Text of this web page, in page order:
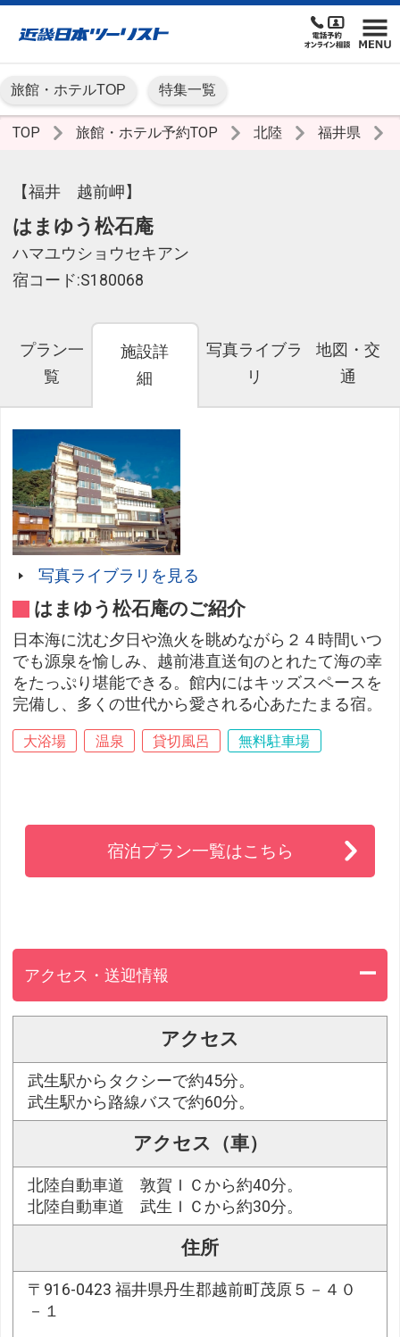
旅館・ホテルTOP 特集一覧
TOP 旅館・ホテル予約TOP 北陸 福井県
【福井 越前岬】
はまゆう松石庵
ハマユウショウセキアン
宿コード:S180068
プラン一
覧
施設詳
細
写真ライブラ
リ
地図・交
通
写真ライブラリを見る
はまゆう松石庵のご紹介
日本海に沈む夕日や漁火を眺めながら２４時間いつ
でも源泉を愉しみ、越前港直送旬のとれたて海の幸
をたっぷり堪能できる。館内にはキッズスペースを
完備し、多くの世代から愛される心あたたまる宿。
大浴場 温泉 貸切風呂 無料駐車場
宿泊プラン一覧はこちら
アクセス・送迎情報
アクセス
武生駅からタクシーで約45分。
武生駅から路線バスで約60分。
アクセス（車）
北陸自動車道 敦賀ＩＣから約40分。
北陸自動車道 武生ＩＣから約30分。
住所
〒916-0423 福井県丹生郡越前町茂原５－４０
－１